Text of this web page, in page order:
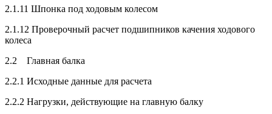
2.1.11 Шпонка под ходовым колесом
2.1.12 Проверочный расчет подшипников качения ходового
колеса
2.2 Главная балка
2.2.1 Исходные данные для расчета
2.2.2 Нагрузки, действующие на главную балку